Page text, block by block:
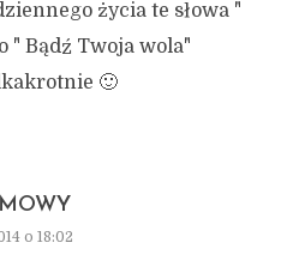
życia te słowa "
" Bądź Twoja wola"
🙂
o 18:02